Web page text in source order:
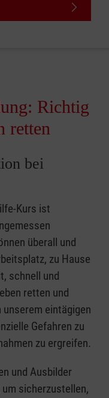
Richtig
retten
bei
Kurs ist
überall und
zu Hause
schnell und
retten und
eintägigen
Gefahren zu
zu ergreifen.
und Ausbilder
sicherzustellen,